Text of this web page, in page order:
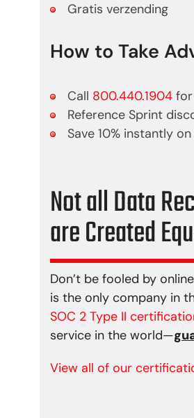
Gratis verzending
How to Take
Call 800.440.1904
Reference Sprint
Save 10% instantly
Not all Data
are Created
Don’t be fooled by
is the only company in
SOC 2 Type II
service in the world—
View all of our